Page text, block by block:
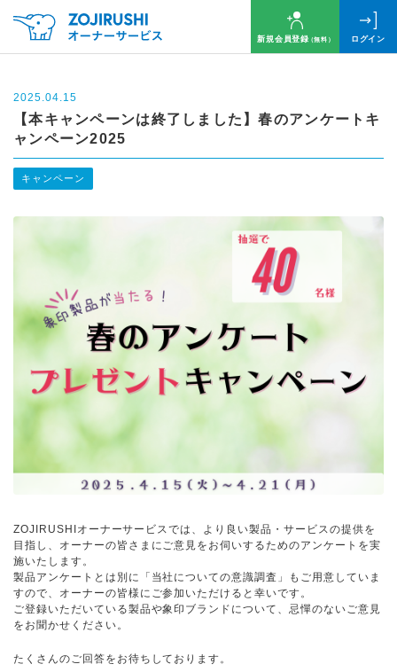
新規会員登録（無料） ログイン
2025.04.15
【本キャンペーンは終了しました】春のアンケートキ
ャンペーン2025
キャンペーン
ZOJIRUSHIオーナーサービスでは、より良い製品・サービスの提供を
目指し、オーナーの皆さまにご意見をお伺いするためのアンケートを実
施いたします。
製品アンケートとは別に「当社についての意識調査」もご用意していま
すので、オーナーの皆様にご参加いただけると幸いです。
ご登録いただいている製品や象印ブランドについて、忌憚のないご意見
をお聞かせください。
たくさんのご回答をお待ちしております。